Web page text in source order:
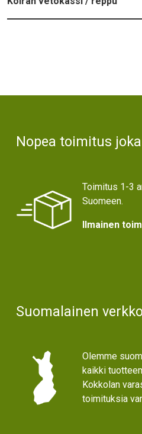
Nopea toimitus
Toimitus 1-3
Suomeen.
Ilmainen
Suomalainen
Olemme
kaikki
Kokkolan
toimituksia